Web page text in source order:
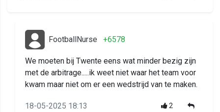
FootballNurse +6578
We moeten bij Twente eens wat minder bezig zijn
met de arbitrage.....ik weet niet waar het team voor
kwam maar niet om er een wedstrijd van te maken.
18-05-2025 18:13 2